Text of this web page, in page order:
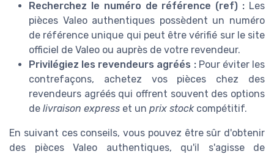
Recherchez le numéro de référence (ref) : Les
pièces Valeo authentiques possèdent un numéro
de référence unique qui peut être vérifié sur le site
officiel de Valeo ou auprès de votre revendeur.
Privilégiez les revendeurs agréés :Pour éviter les
contrefaçons, achetez vos pièces chez des
revendeurs agréés qui offrent souvent des options
de livraison express et un prix stockcompétitif.
En suivant ces conseils, vous pouvez être sûr d'obtenir
des pièces Valeo authentiques, qu'il s'agisse de